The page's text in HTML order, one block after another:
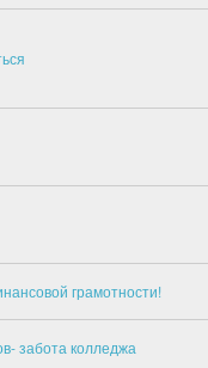
грамотности!
забота колледжа